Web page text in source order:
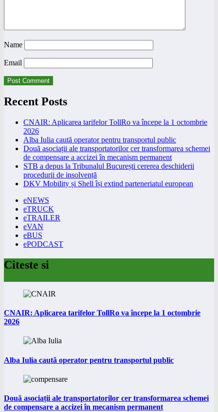
Name
Email
Recent Posts
CNAIR: Aplicarea tarifelor TollRo va începe la 1 octombrie
2026
Alba Iulia caută operator pentru transportul public
Două asociații ale transportatorilor cer transformarea schemei
de compensare a accizei în mecanism permanent
STB a depus la Tribunalul București cererea deschiderii
procedurii de insolvență
DKV Mobility și Shell își extind parteneriatul european
eNEWS
eTRUCK
eTRAILER
eVAN
eBUS
ePODCAST
Citeste si
CNAIR: Aplicarea tarifelor TollRo va începe la 1 octombrie
2026
Alba Iulia caută operator pentru transportul public
Două asociații ale transportatorilor cer transformarea schemei
de compensare a accizei în mecanism permanent